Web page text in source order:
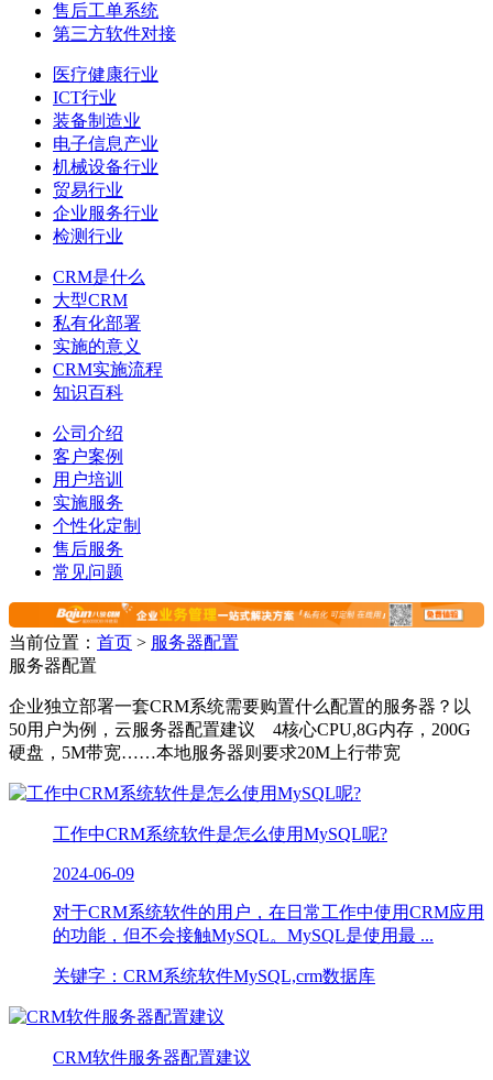
售后工单系统
第三方软件对接
医疗健康行业
ICT行业
装备制造业
电子信息产业
机械设备行业
贸易行业
企业服务行业
检测行业
CRM是什么
大型CRM
私有化部署
实施的意义
CRM实施流程
知识百科
公司介绍
客户案例
用户培训
实施服务
个性化定制
售后服务
常见问题
当前位置： 首页 > 服务器配置
服务器配置
企业独立部署一套CRM系统需要购置什么配置的服务器？以
50用户为例，云服务器配置建议 4核心CPU,8G内存，200G
硬盘，5M带宽……本地服务器则要求20M上行带宽
工作中CRM系统软件是怎么使用MySQL呢?
2024-06-09
对于CRM系统软件的用户，在日常工作中使用CRM应用
的功能，但不会接触MySQL。MySQL是使用最 ...
关键字：CRM系统软件MySQL,crm数据库
CRM软件服务器配置建议